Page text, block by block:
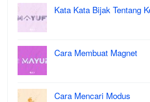
Kata Kata Bijak Tentang
Cara Membuat Magnet
Cara Mencari Modus